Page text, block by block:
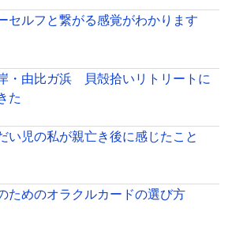
セルフと繋がる感覚がわかります
・由比ガ浜 貝殻拾いリトリートに
た
い児の私が親亡き後に感じたこと
ためのオラクルカードの選び方